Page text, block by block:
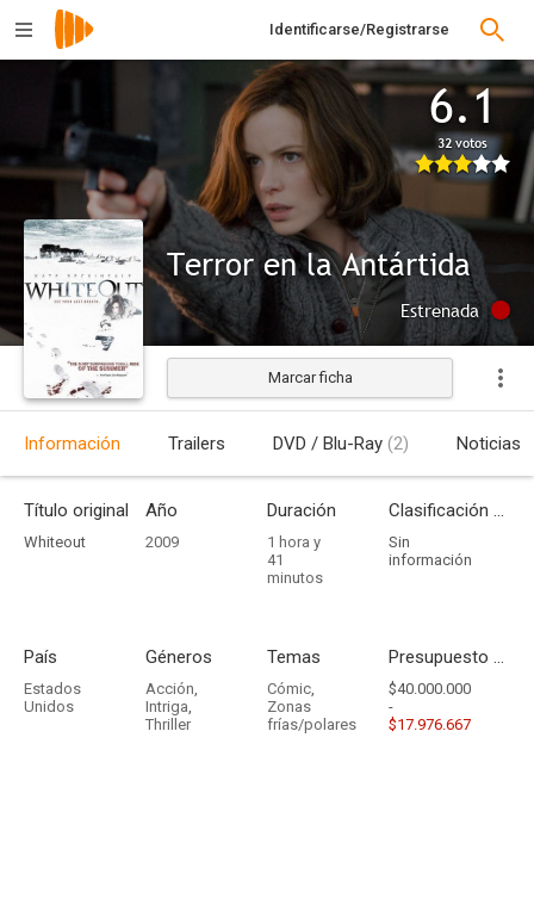
Identificarse/Registrarse
6.1
32 votos
Terror en la Antártida
Estrenada
Marcar ficha
Información Trailers DVD / Blu-Ray (2) Noticias
Título original
Whiteout
Año
2009
Duración
1 hora y
41
minutos
Clasificación por edades
Sin
información
País
Estados
Unidos
Géneros
Acción,
Intriga,
Thriller
Temas
Cómic,
Zonas
frías/polares
Presupuesto - Ingresos
$40.000.000
-
$17.976.667